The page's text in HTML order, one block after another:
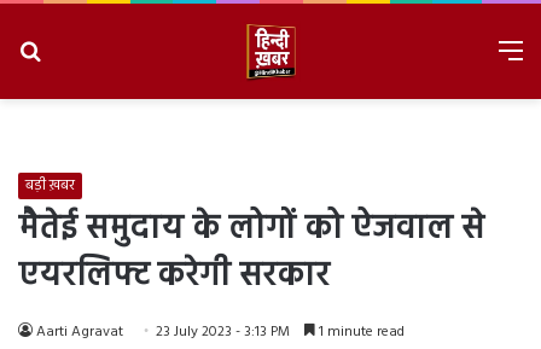
बड़ी ख़बर
मैतेई समुदाय के लोगों को ऐजवाल से
एयरलिफ्ट करेगी सरकार
Aarti Agravat 23 July 2023 - 3:13 PM 1 minute read